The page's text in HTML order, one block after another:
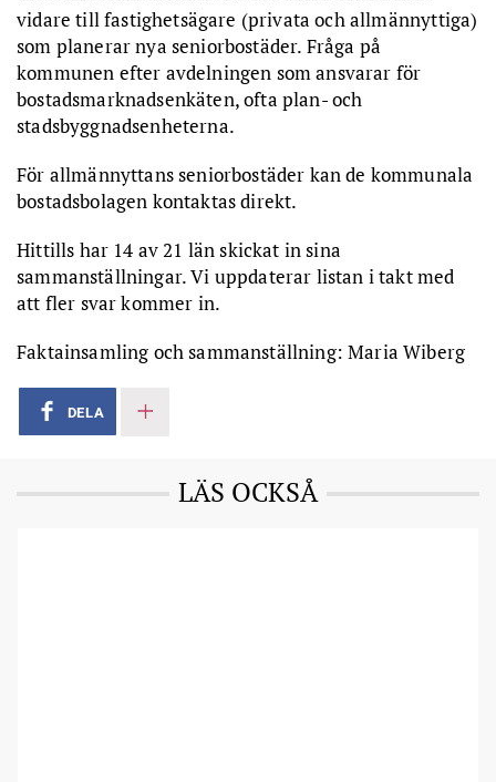
vidare till fastighetsägare (privata och allmännyttiga)
som planerar nya seniorbostäder. Fråga på
kommunen efter avdelningen som ansvarar för
bostadsmarknadsenkäten, ofta plan- och
stadsbyggnadsenheterna.
För allmännyttans seniorbostäder kan de kommunala
bostadsbolagen kontaktas direkt.
Hittills har 14 av 21 län skickat in sina
sammanställningar. Vi uppdaterar listan i takt med
att fler svar kommer in.
Faktainsamling och sammanställning: Maria Wiberg
DELA
LÄS OCKSÅ